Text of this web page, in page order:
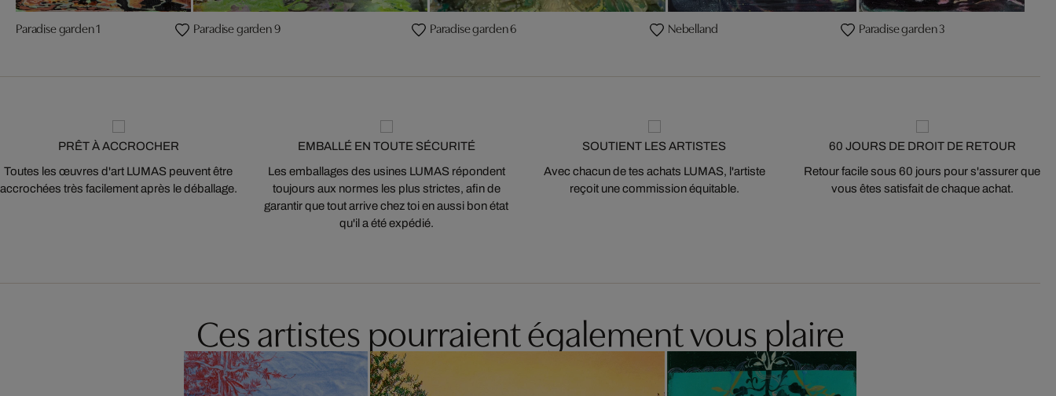
Paradise garden 1 Paradise garden 9 Paradise garden 6 Nebelland Paradise garden 3
PRÊT À ACCROCHER
Toutes les œuvres d'art LUMAS peuvent être
accrochées très facilement après le déballage.
EMBALLÉ EN TOUTE SÉCURITÉ
Les emballages des usines LUMAS répondent
toujours aux normes les plus strictes, afin de
garantir que tout arrive chez toi en aussi bon état
qu'il a été expédié.
SOUTIENT LES ARTISTES
Avec chacun de tes achats LUMAS, l'artiste
reçoit une commission équitable.
60 JOURS DE DROIT DE RETOUR
Retour facile sous 60 jours pour s'assurer que
vous êtes satisfait de chaque achat.
Ces artistes pourraient également vous plaire